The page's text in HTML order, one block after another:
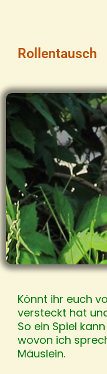
Rollentausch
Könnt ihr euch
versteckt hat
So ein Spiel
wovon ich
Mäuslein.